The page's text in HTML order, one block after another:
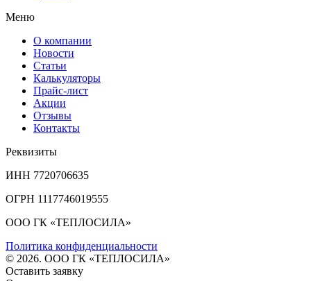
Меню
О компании
Новости
Статьи
Калькуляторы
Прайс-лист
Акции
Отзывы
Контакты
Реквизиты
ИНН 7720706635
ОГРН 1117746019555
ООО ГК «ТЕПЛОСИЛА»
Политика конфиденциальности
© 2026. ООО ГК «ТЕПЛОСИЛА»
Оставить заявку